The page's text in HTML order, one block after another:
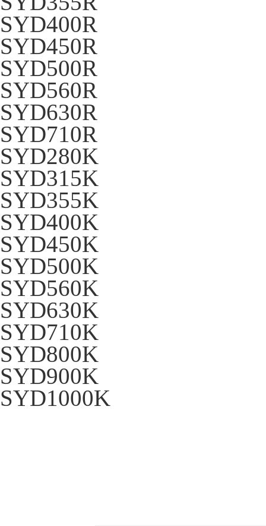
SYD400R
SYD450R
SYD500R
SYD560R
SYD630R
SYD710R
SYD280K
SYD315K
SYD355K
SYD400K
SYD450K
SYD500K
SYD560K
SYD630K
SYD710K
SYD800K
SYD900K
SYD1000K